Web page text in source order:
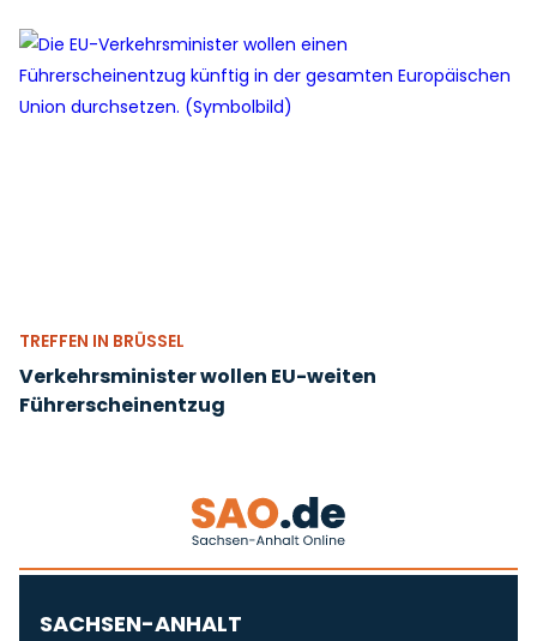
TREFFEN IN BRÜSSEL
Verkehrsminister wollen EU-weiten
Führerscheinentzug
SACHSEN-ANHALT